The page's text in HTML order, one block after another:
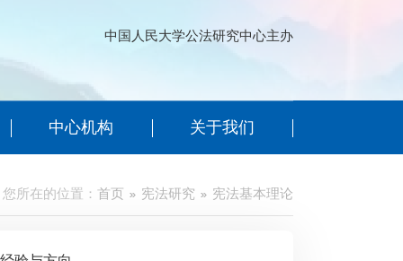
中国人民大学公法研究中心主办
中心机构 关于我们
您所在的位置： 首页 宪法研究 宪法基本理论